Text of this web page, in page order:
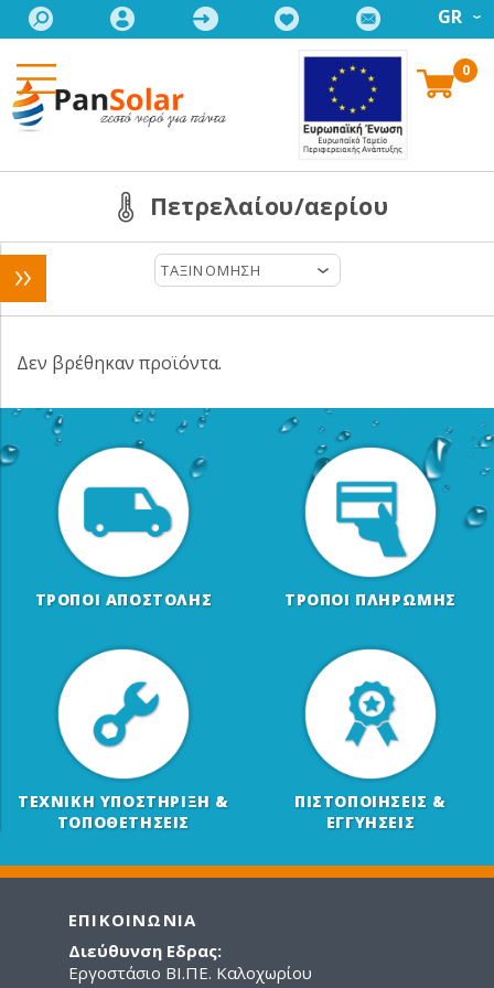
GR
0
Πετρελαίου/αερίου
ΤΑΞΙΝΟΜΗΣΗ
Δεν βρέθηκαν προϊόντα.
ΤΡΟΠΟΙ ΑΠΟΣΤΟΛΗΣ ΤΡΟΠΟΙ ΠΛΗΡΩΜΗΣ
ΤΕΧΝΙΚΗ ΥΠΟΣΤΗΡΙΞΗ &
ΤΟΠΟΘΕΤΗΣΕΙΣ
ΠΙΣΤΟΠΟΙΗΣΕΙΣ &
ΕΓΓΥΗΣΕΙΣ
ΕΠΙΚΟΙΝΩΝΙΑ
Διεύθυνση Εδρας:
Εργοστάσιο ΒΙ.ΠΕ. Καλοχωρίου